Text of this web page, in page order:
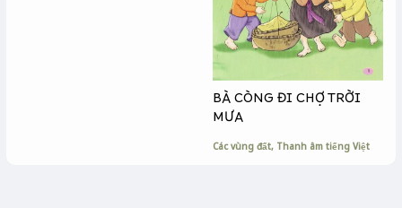
BÀ CÒNG ĐI CHỢ TRỜI
MƯA
Các vùng đất, Thanh âm tiếng Việt